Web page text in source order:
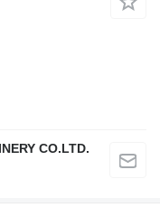
CO.LTD.